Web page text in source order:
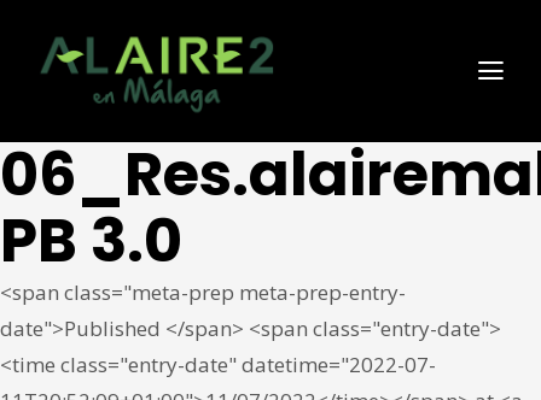
PB 3.0
<span class="meta-prep meta-prep-entry-
date">Published </span> <span class="entry-date">
<time class="entry-date" datetime="2022-07-